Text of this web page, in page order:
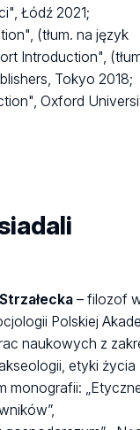
Łódź 2021;
(tłum. na język
Introduction",
Tokyo 2018;
Oxford
– filozof
Polskiej
naukowych z
etyki życia
monografii: